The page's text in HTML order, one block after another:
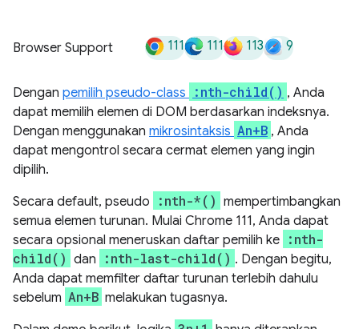
Browser Support 111 111 113 9
Dengan pemilih pseudo-class :nth-child() , Anda
dapat memilih elemen di DOM berdasarkan indeksnya.
Dengan menggunakan mikrosintaksis An+B , Anda
dapat mengontrol secara cermat elemen yang ingin
dipilih.
Secara default, pseudo
:nth-*() mempertimbangkan
semua elemen turunan. Mulai Chrome 111, Anda dapat
secara opsional meneruskan daftar pemilih ke :nth-
child() dan :nth-last-child() . Dengan begitu,
Anda dapat memfilter daftar turunan terlebih dahulu
sebelum An+B melakukan tugasnya.